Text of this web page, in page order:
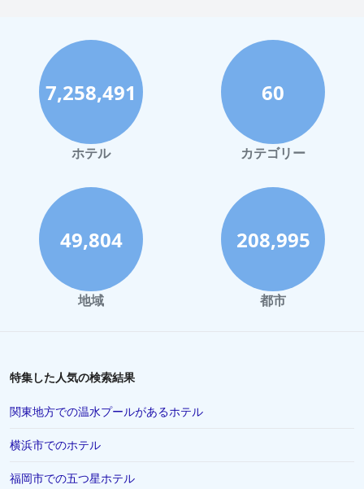
7,258,491
ホテル
60
カテゴリー
49,804
地域
208,995
都市
特集した人気の検索結果
関東地方での温水プールがあるホテル
横浜市でのホテル
福岡市での五つ星ホテル